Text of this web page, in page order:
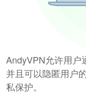
AndyVPN允许用户
并且可以隐匿用户
私保护。